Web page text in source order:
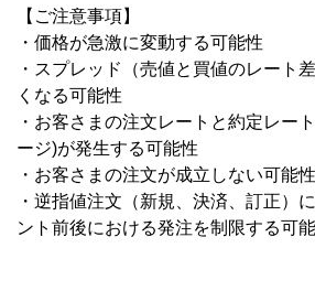
【ご注意事項】
・価格が急激に変動する可能性
・スプレッド（売値と買値のレート
くなる可能性
・お客さまの注文レートと約定レー
ージ)が発生する可能性
・お客さまの注文が成立しない可能性
・逆指値注文（新規、決済、訂正）
ント前後における発注を制限する可